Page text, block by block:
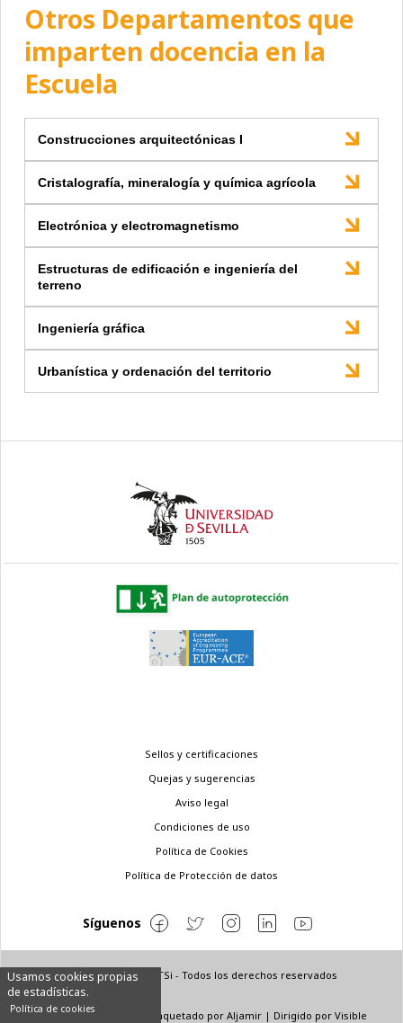
Usamos cookies propias
de estadísticas.
Política de cookies
Otros Departamentos que
imparten docencia en la
Escuela
Construcciones arquitectónicas I
Cristalografía, mineralogía y química agrícola
Electrónica y electromagnetismo
Estructuras de edificación e ingeniería del
terreno
Ingeniería gráfica
Urbanística y ordenación del territorio
© Copyright 2022 ETSi - Todos los derechos reservados
Sellos y certificaciones
Quejas y sugerencias
Aviso legal
Condiciones de uso
Política de Cookies
Política de Protección de datos
Síguenos
Diseñado por | Maquetado por Aljamir| Dirigido por Visible